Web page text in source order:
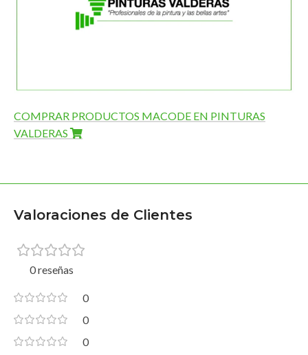
COMPRAR PRODUCTOS MACODE EN PINTURAS
VALDERAS
Valoraciones de Clientes
0 reseñas
0
0
0